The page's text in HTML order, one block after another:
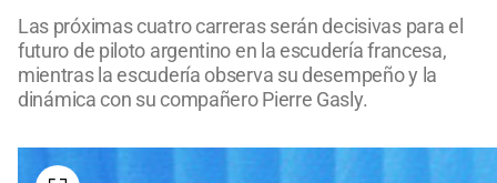
Las próximas cuatro carreras serán decisivas para el
futuro de piloto argentino en la escudería francesa,
mientras la escudería observa su desempeño y la
dinámica con su compañero Pierre Gasly.